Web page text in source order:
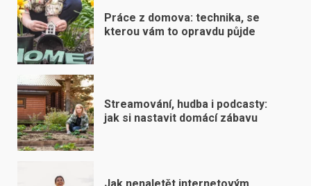
Práce z domova: technika, se
kterou vám to opravdu půjde
Streamování, hudba i podcasty:
jak si nastavit domácí zábavu